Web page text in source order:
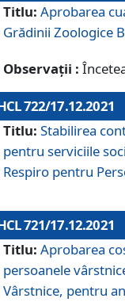
Titlu: Aprobarea
Grădinii Zoologice
Observații :
722/17.12.2021
Titlu: Stabilirea
pentru serviciile
Respiro pentru
721/17.12.2021
Titlu: Aprobarea
persoanele
Vârstnice, pentru